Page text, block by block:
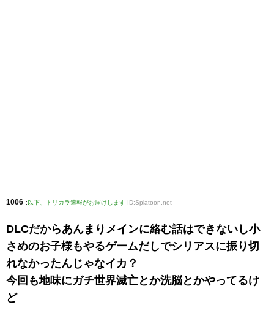
1006 :以下、トリカラ速報がお届けします ID:Splatoon.net
DLCだからあんまりメインに絡む話はできないし小
さめのお子様もやるゲームだしでシリアスに振り切
れなかったんじゃなイカ？
今回も地味にガチ世界滅亡とか洗脳とかやってるけ
ど